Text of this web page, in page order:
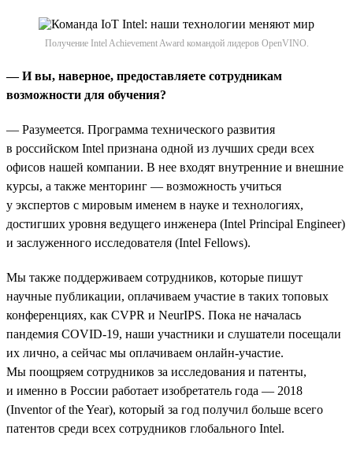
Получение Intel Achievement Award командой лидеров OpenVINO.
— И вы, наверное, предоставляете сотрудникам
возможности для обучения?
— Разумеется. Программа технического развития
в российском Intel признана одной из лучших среди всех
офисов нашей компании. В нее входят внутренние и внешние
курсы, а также менторинг — возможность учиться
у экспертов с мировым именем в науке и технологиях,
достигших уровня ведущего инженера (Intel Principal Engineer)
и заслуженного исследователя (Intel Fellows).
Мы также поддерживаем сотрудников, которые пишут
научные публикации, оплачиваем участие в таких топовых
конференциях, как CVPR и NeurIPS. Пока не началась
пандемия COVID-19, наши участники и слушатели посещали
их лично, а сейчас мы оплачиваем онлайн-участие.
Мы поощряем сотрудников за исследования и патенты,
и именно в России работает изобретатель года — 2018
(Inventor of the Year), который за год получил больше всего
патентов среди всех сотрудников глобального Intel.